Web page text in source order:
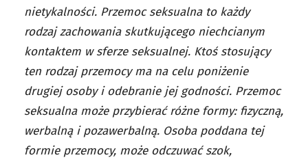
nietykalności. Przemoc seksualna to każdy
rodzaj zachowania skutkującego niechcianym
kontaktem w sferze seksualnej. Ktoś stosujący
ten rodzaj przemocy ma na celu poniżenie
drugiej osoby i odebranie jej godności. Przemoc
seksualna może przybierać różne formy: fizyczną,
werbalną i pozawerbalną. Osoba poddana tej
formie przemocy, może odczuwać szok,